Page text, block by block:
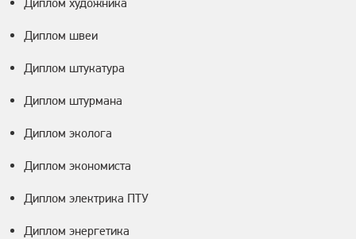
Диплом швеи
Диплом штукатура
Диплом штурмана
Диплом эколога
Диплом экономиста
Диплом электрика ПТУ
Диплом энергетика